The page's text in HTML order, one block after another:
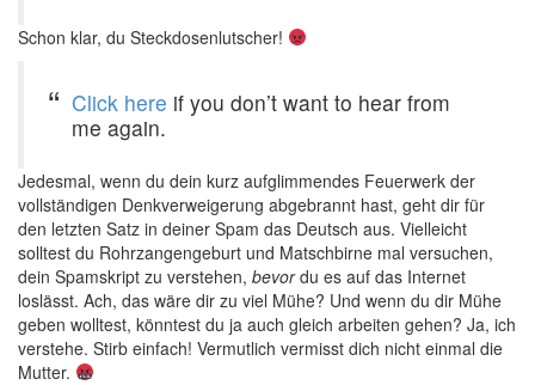
Schon klar, du Steckdosenlutscher!
Click here if you don’t want to hear from
me again.
Jedesmal, wenn du dein kurz aufglimmendes Feuerwerk der
vollständigen Denkverweigerung abgebrannt hast, geht dir für
den letzten Satz in deiner Spam das Deutsch aus. Vielleicht
solltest du Rohrzangengeburt und Matschbirne mal versuchen,
dein Spamskript zu verstehen, bevordu es auf das Internet
loslässt. Ach, das wäre dir zu viel Mühe? Und wenn du dir Mühe
geben wolltest, könntest du ja auch gleich arbeiten gehen? Ja, ich
verstehe. Stirb einfach! Vermutlich vermisst dich nicht einmal die
Mutter.